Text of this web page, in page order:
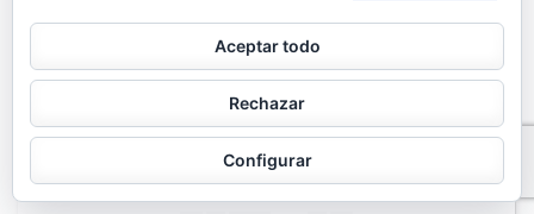
Aceptar todo
Rechazar
Configurar